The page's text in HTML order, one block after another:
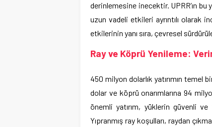
derinlemesine inecektir. UPRR’ın
uzun vadeli etkileri ayrıntılı olarak
etkilerinin yanı sıra, çevresel
Ray ve Köprü Yenileme:
450 milyon dolarlık yatırımın temel
dolar ve köprü onarımlarına 94
önemli yatırım, yüklerin güvenli
Yıpranmış ray koşulları, raydan